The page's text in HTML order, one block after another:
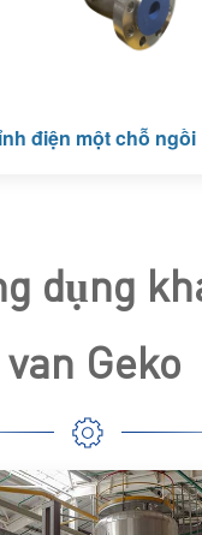
điện một chỗ ngồi
dụng
van Geko